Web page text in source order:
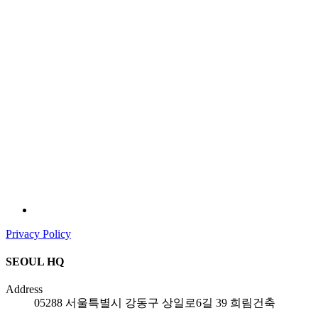
Privacy Policy
SEOUL HQ
Address
05288 서울특별시 강동구 상일로6길 39 희림건축